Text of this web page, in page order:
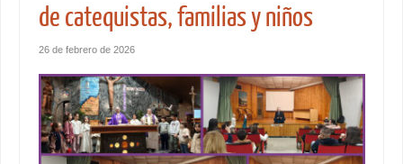
de catequistas, familias y niños
26 de febrero de 2026